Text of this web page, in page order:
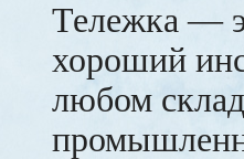
Тележка —
хороший
любом